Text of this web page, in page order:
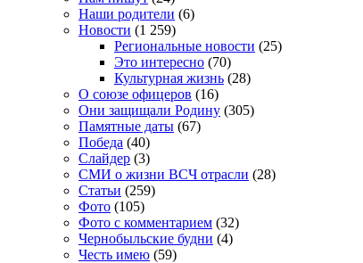
Наши родители (6)
Новости (1 259)
Региональные новости (25)
Это интересно (70)
Культурная жизнь (28)
О союзе офицеров (16)
Они защищали Родину (305)
Памятные даты (67)
Победа (40)
Слайдер (3)
СМИ о жизни ВСЧ отрасли (28)
Статьи (259)
Фото (105)
Фото с комментарием (32)
Чернобыльские будни (4)
Честь имею (59)